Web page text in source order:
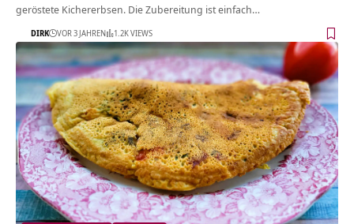
geröstete Kichererbsen. Die Zubereitung ist einfach…
DIRK VOR 3 JAHREN 1.2K VIEWS